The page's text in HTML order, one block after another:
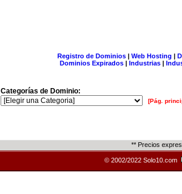
Registro de Dominios| Web Hosting |
Dominios Expirados | Industrias |
Categorías de Dominio:
[Pág.
** Precios
© 2002/2022 Solo10.com